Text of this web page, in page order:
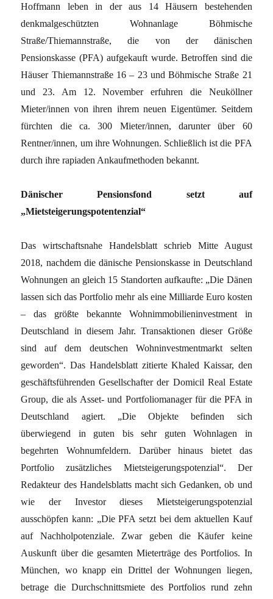
Hoffmann leben in der aus 14 Häusern bestehenden
denkmalgeschützten Wohnanlage Böhmische
Straße/Thiemannstraße, die von der dänischen
Pensionskasse (PFA) aufgekauft wurde. Betroffen sind die
Häuser Thiemannstraße 16 – 23 und Böhmische Straße 21
und 23. Am 12. November erfuhren die Neuköllner
Mieter/innen von ihren ihrem neuen Eigentümer. Seitdem
fürchten die ca. 300 Mieter/innen, darunter über 60
Rentner/innen, um ihre Wohnungen. Schließlich ist die PFA
durch ihre rapiaden Ankaufmethoden bekannt.
Dänischer Pensionsfond setzt auf
„Mietsteigerungspotentenzial“
Das wirtschaftsnahe Handelsblatt schrieb Mitte August
2018, nachdem die dänische Pensionskasse in Deutschland
Wohnungen an gleich 15 Standorten aufkaufte: „Die Dänen
lassen sich das Portfolio mehr als eine Milliarde Euro kosten
– das größte bekannte Wohnimmobilieninvestment in
Deutschland in diesem Jahr. Transaktionen dieser Größe
sind auf dem deutschen Wohninvestmentmarkt selten
geworden“. Das Handelsblatt zitierte Khaled Kaissar, den
geschäftsführenden Gesellschafter der Domicil Real Estate
Group, die als Asset- und Portfoliomanager für die PFA in
Deutschland agiert. „Die Objekte befinden sich
überwiegend in guten bis sehr guten Wohnlagen in
begehrten Wohnumfeldern. Darüber hinaus bietet das
Portfolio zusätzliches Mietsteigerungspotenzial“. Der
Redakteur des Handelsblatts macht sich Gedanken, ob und
wie der Investor dieses Mietsteigerungspotenzial
ausschöpfen kann: „Die PFA setzt bei dem aktuellen Kauf
auf Nachholpotenziale. Zwar geben die Käufer keine
Auskunft über die gesamten Mieterträge des Portfolios. In
München, wo knapp ein Drittel der Wohnungen liegen,
betrage die Durchschnittsmiete des Portfolios rund zehn